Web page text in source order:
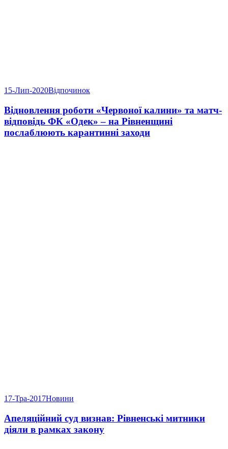
15-Лип-2020Відпочинок
Відновлення роботи «Червоної калини» та матч-
відповідь ФК «Одек» – на Рівненщині
послаблюють карантинні заходи
17-Тра-2017Новини
Апеляційний суд визнав: Рівненські митники
діяли в рамках закону